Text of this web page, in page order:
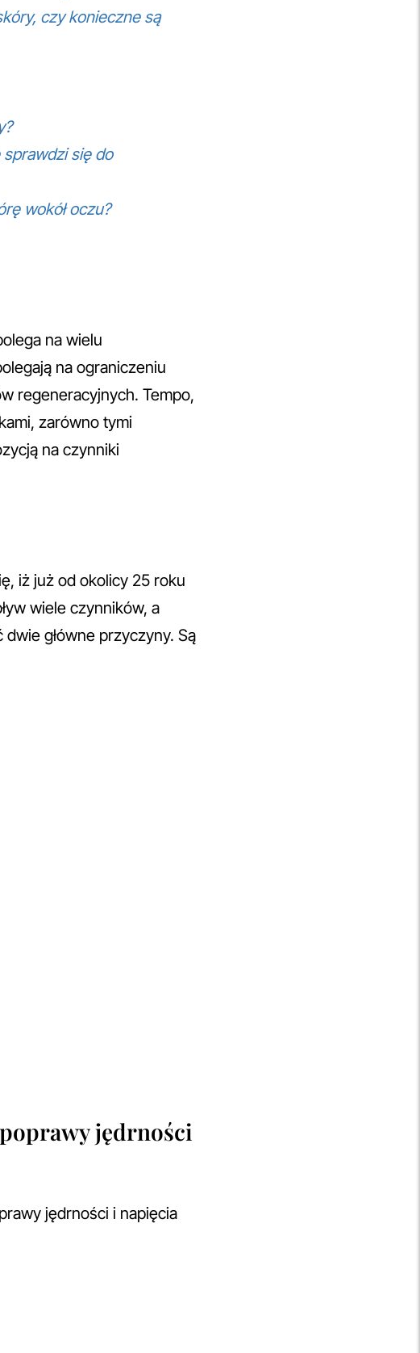
czy konieczne są
się do
wokół oczu?
na wielu
na ograniczeniu
regeneracyjnych. Tempo,
zarówno tymi
na czynniki
iż już od okolicy 25 roku
wiele czynników, a
główne przyczyny. Są
jędrności
jędrności i napięcia